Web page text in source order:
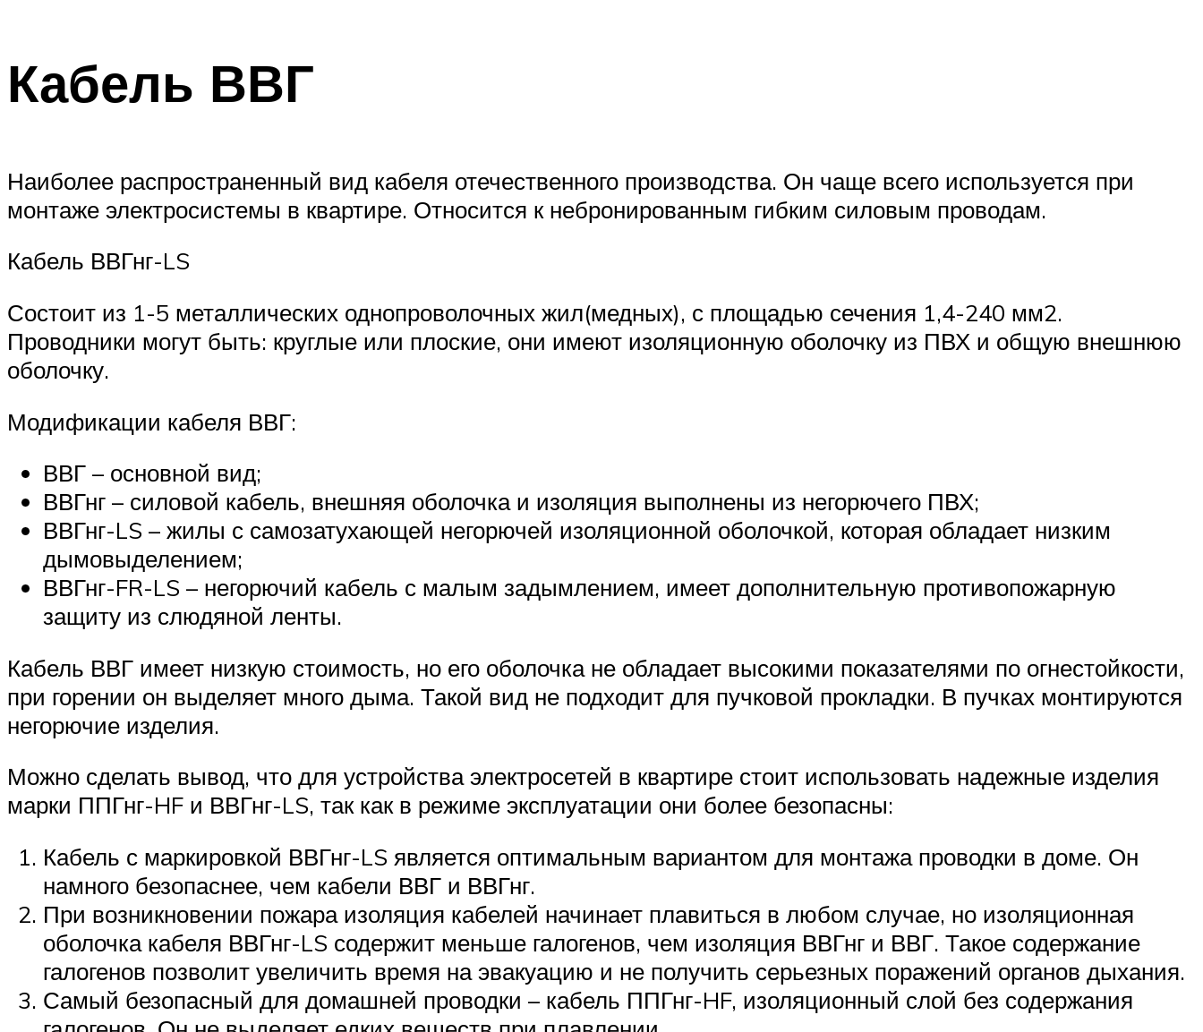
Кабель ВВГ
Наиболее распространенный вид кабеля отечественного производства. Он чаще всего используется при
монтаже электросистемы в квартире. Относится к небронированным гибким силовым проводам.
Кабель ВВГнг-LS
Состоит из 1-5 металлических однопроволочных жил(медных), с площадью сечения 1,4-240 мм2.
Проводники могут быть: круглые или плоские, они имеют изоляционную оболочку из ПВХ и общую внешнюю
оболочку.
Модификации кабеля ВВГ:
ВВГ – основной вид;
ВВГнг – силовой кабель, внешняя оболочка и изоляция выполнены из негорючего ПВХ;
ВВГнг-LS – жилы с самозатухающей негорючей изоляционной оболочкой, которая обладает низким
дымовыделением;
ВВГнг-FR-LS – негорючий кабель с малым задымлением, имеет дополнительную противопожарную
защиту из слюдяной ленты.
Кабель ВВГ имеет низкую стоимость, но его оболочка не обладает высокими показателями по огнестойкости,
при горении он выделяет много дыма. Такой вид не подходит для пучковой прокладки. В пучках монтируются
негорючие изделия.
Можно сделать вывод, что для устройства электросетей в квартире стоит использовать надежные изделия
марки ППГнг-HF и ВВГнг-LS, так как в режиме эксплуатации они более безопасны:
Кабель с маркировкой ВВГнг-LS является оптимальным вариантом для монтажа проводки в доме. Он
намного безопаснее, чем кабели ВВГ и ВВГнг.
При возникновении пожара изоляция кабелей начинает плавиться в любом случае, но изоляционная
оболочка кабеля ВВГнг-LS содержит меньше галогенов, чем изоляция ВВГнг и ВВГ. Такое содержание
галогенов позволит увеличить время на эвакуацию и не получить серьезных поражений органов дыхания.
Самый безопасный для домашней проводки – кабель ППГнг-HF, изоляционный слой без содержания